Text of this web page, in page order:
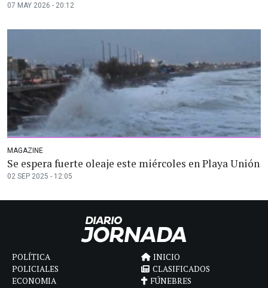
07 MAY 2026 - 20:12
MAGAZINE
Se espera fuerte oleaje este miércoles en Playa Unión
02 SEP 2025 - 12:05
POLÍTICA
POLICIALES
ECONOMIA
INICIO
CLASIFICADOS
FÚNEBRES